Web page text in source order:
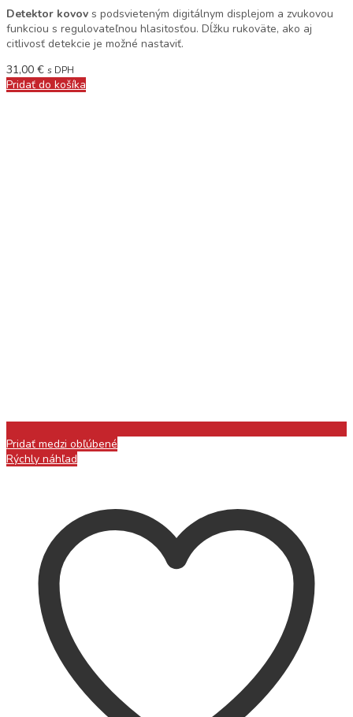
Detektor kovov s podsvieteným digitálnym displejom a zvukovou
funkciou s regulovateľnou hlasitosťou. Dĺžku rukoväte, ako aj
citlivosť detekcie je možné nastaviť.
31,00 € s DPH
Pridať do košíka
Pridať medzi obľúbené
Rýchly náhľad